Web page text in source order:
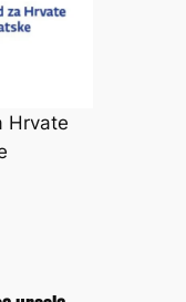
Hrvate